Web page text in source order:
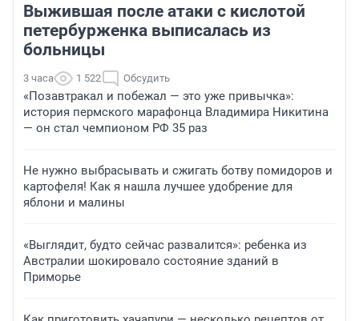
Выжившая после атаки с кислотой
петербурженка выписалась из
больницы
3 часа 1 522 Обсудить
«Позавтракал и побежал — это уже привычка»:
история пермского марафонца Владимира Никитина
— он стал чемпионом РФ 35 раз
Не нужно выбрасывать и сжигать ботву помидоров и
картофеля! Как я нашла лучшее удобрение для
яблони и малины
«Выглядит, будто сейчас развалится»: ребенка из
Австралии шокировало состояние зданий в
Приморье